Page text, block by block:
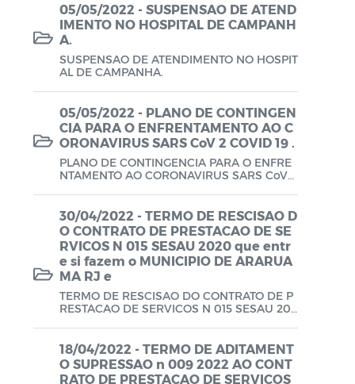
DE PROJETOS CULTURAIS
EMERGENCIAL DA CULTURA
Lei Complementar
Leis
Leis Sobre o Coronavírus COVID-19
Movimentações Orçamentárias
Plano de Contratações Anual (PCA)
Prestação de Contas de Governo
05/05/2022 - SUSPENSAO DE ATEND
IMENTO NO HOSPITAL DE CAMPANH
A.
SUSPENSAO DE ATENDIMENTO NO HOSPIT
AL DE CAMPANHA.
05/05/2022 - PLANO DE CONTINGEN
CIA PARA O ENFRENTAMENTO AO C
ORONAVIRUS SARS CoV 2 COVID 19 .
PLANO DE CONTINGENCIA PARA O ENFRE
NTAMENTO AO CORONAVIRUS SARS CoV
30/04/2022 - TERMO DE RESCISAO D
O CONTRATO DE PRESTACAO DE SE
RVICOS N 015 SESAU 2020 que entr
e si fazem o MUNICIPIO DE ARARUA
MA RJ e
TERMO DE RESCISAO DO CONTRATO DE P
RESTACAO DE SERVICOS N 015 SESAU 202
ICOS COMBINADOS.
18/04/2022 - TERMO DE ADITAMENT
O SUPRESSAO n 009 2022 AO CONT
RATO DE PRESTACAO DE SERVICOS